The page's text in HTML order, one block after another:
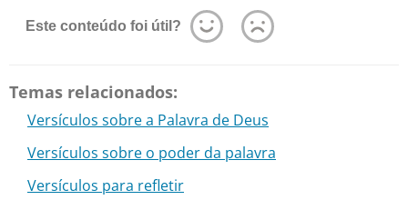
Este conteúdo foi útil?
Temas relacionados:
Versículos sobre a Palavra de Deus
Versículos sobre o poder da palavra
Versículos para refletir